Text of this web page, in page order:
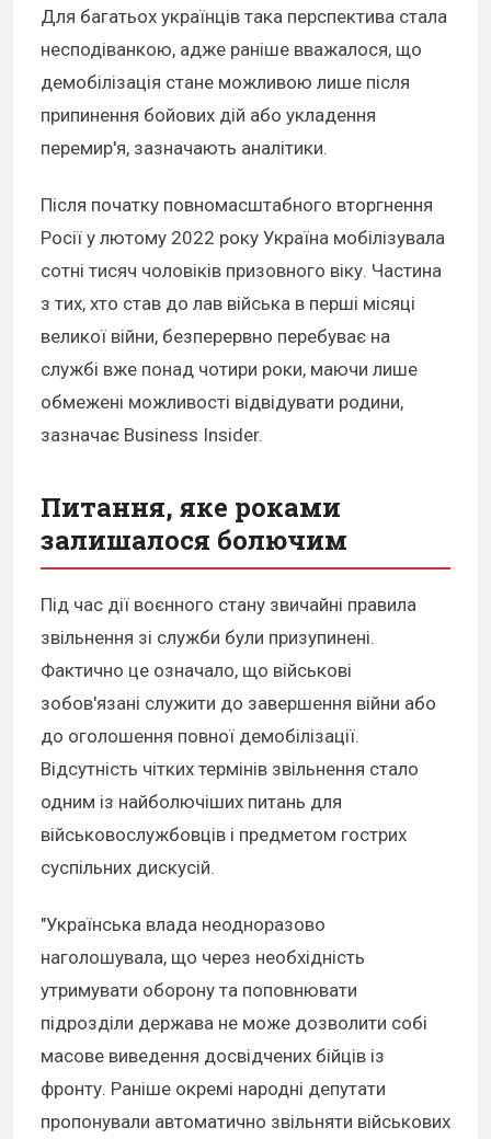
Для багатьох українців така перспектива стала
несподіванкою, адже раніше вважалося, що
демобілізація стане можливою лише після
припинення бойових дій або укладення
перемир'я, зазначають аналітики.
Після початку повномасштабного вторгнення
Росії у лютому 2022 року Україна мобілізувала
сотні тисяч чоловіків призовного віку. Частина
з тих, хто став до лав війська в перші місяці
великої війни, безперервно перебуває на
службі вже понад чотири роки, маючи лише
обмежені можливості відвідувати родини,
зазначає Business Insider.
Питання, яке роками
залишалося болючим
Під час дії воєнного стану звичайні правила
звільнення зі служби були призупинені.
Фактично це означало, що військові
зобов'язані служити до завершення війни або
до оголошення повної демобілізації.
Відсутність чітких термінів звільнення стало
одним із найболючіших питань для
військовослужбовців і предметом гострих
суспільних дискусій.
"Українська влада неодноразово
наголошувала, що через необхідність
утримувати оборону та поповнювати
підрозділи держава не може дозволити собі
масове виведення досвідчених бійців із
фронту. Раніше окремі народні депутати
пропонували автоматично звільняти військових